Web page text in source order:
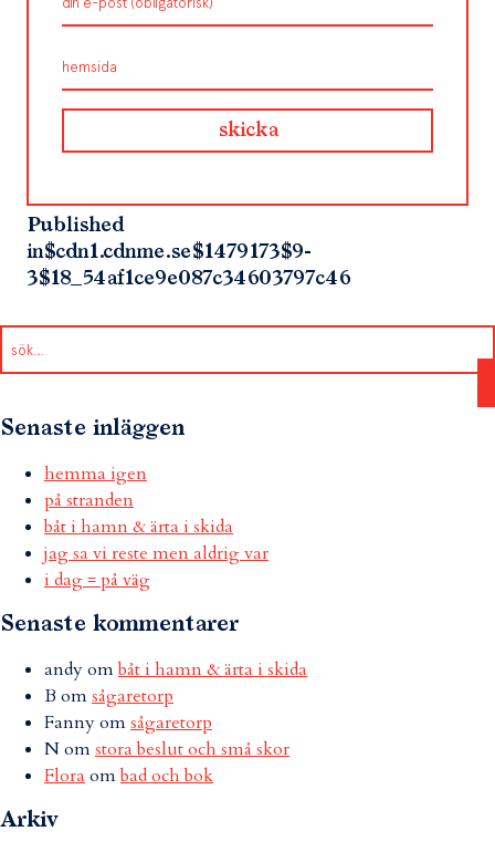
Published
in$cdn1.cdnme.se$1479173$9-
3$18_54af1ce9e087c34603797c46
Senaste inläggen
hemma igen
på stranden
båt i hamn & ärta i skida
jag sa vi reste men aldrig var
i dag = på väg
Senaste kommentarer
andyombåt i hamn & ärta i skida
B omsågaretorp
Fannyomsågaretorp
Nomstora beslut och små skor
Flora ombad och bok
Arkiv